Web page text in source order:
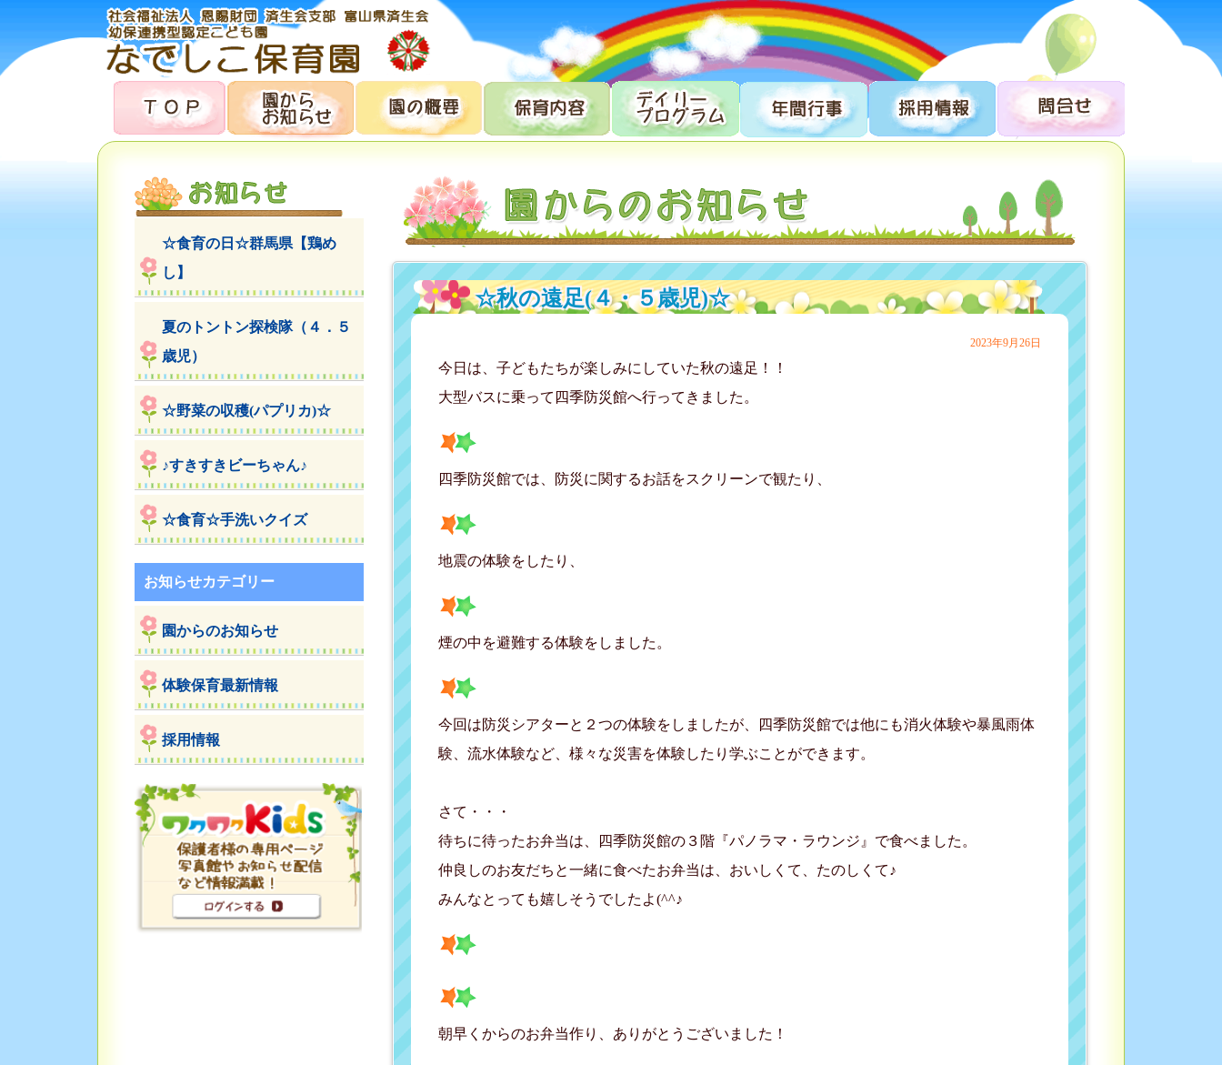
☆秋の遠足(４・５歳児)☆
2023年9月26日
今日は、子どもたちが楽しみにしていた秋の遠足！！
大型バスに乗って四季防災館へ行ってきました。
四季防災館では、防災に関するお話をスクリーンで観たり、
地震の体験をしたり、
煙の中を避難する体験をしました。
今回は防災シアターと２つの体験をしましたが、四季防災館では他にも消火体験や暴風雨体
験、流水体験など、様々な災害を体験したり学ぶことができます。
さて・・・
待ちに待ったお弁当は、四季防災館の３階『パノラマ・ラウンジ』で食べました。
仲良しのお友だちと一緒に食べたお弁当は、おいしくて、たのしくて♪
みんなとっても嬉しそうでしたよ(^^♪
朝早くからのお弁当作り、ありがとうございました！
☆食育の日☆群馬県【鶏め
し】
夏のトントン探検隊（４．５
歳児）
☆野菜の収穫(パプリカ)☆
♪すきすきビーちゃん♪
☆食育☆手洗いクイズ
お知らせカテゴリー
園からのお知らせ
体験保育最新情報
採用情報